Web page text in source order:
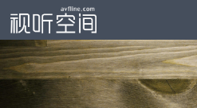
跳至内容